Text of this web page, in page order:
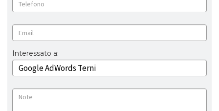
Interessato a: